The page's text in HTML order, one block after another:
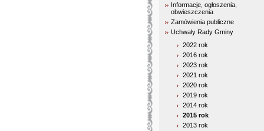
Informacje, ogłoszenia,
obwieszczenia
Zamówienia publiczne
Uchwały Rady Gminy
2022 rok
2016 rok
2023 rok
2021 rok
2020 rok
2019 rok
2014 rok
2015 rok
2013 rok